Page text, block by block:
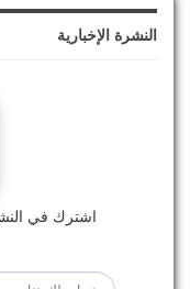
النشرة الإخبارية
اشترك في